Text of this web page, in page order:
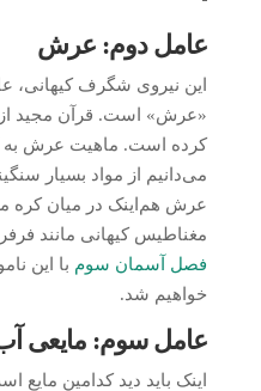
عامل دوم: عرش
این نیروی شگرف کیهانی،
«عرش» است. قرآن مجید از
کرده است. ماهیت عرش به
می‌دانیم از مواد بسیار
عرش هم‌اینک در میان کره
مغناطیس کیهانی مانند
فصل آسمان سوم با این
خواهیم شد.
عامل سوم: مایعی
اینک باید دید کدامین